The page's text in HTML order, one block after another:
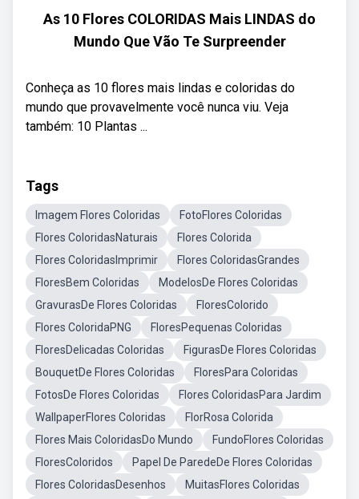
As 10 Flores COLORIDAS Mais LINDAS do
Mundo Que Vão Te Surpreender
Conheça as 10 flores mais lindas e coloridas do
mundo que provavelmente você nunca viu. Veja
também: 10 Plantas ...
Tags
Imagem Flores Coloridas
FotoFlores Coloridas
Flores ColoridasNaturais
Flores Colorida
Flores ColoridasImprimir
Flores ColoridasGrandes
FloresBem Coloridas
ModelosDe Flores Coloridas
GravurasDe Flores Coloridas
FloresColorido
Flores ColoridaPNG
FloresPequenas Coloridas
FloresDelicadas Coloridas
FigurasDe Flores Coloridas
BouquetDe Flores Coloridas
FloresPara Coloridas
FotosDe Flores Coloridas
Flores ColoridasPara Jardim
WallpaperFlores Coloridas
FlorRosa Colorida
Flores Mais ColoridasDo Mundo
FundoFlores Coloridas
FloresColoridos
Papel De ParedeDe Flores Coloridas
Flores ColoridasDesenhos
MuitasFlores Coloridas